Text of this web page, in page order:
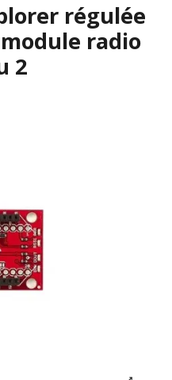
régulée
radio
2